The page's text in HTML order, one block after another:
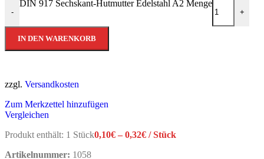
-
DIN 917 Sechskant-Hutmutter Edelstahl A2 Menge
+
IN DEN WARENKORB
zzgl. Versandkosten
Zum Merkzettel hinzufügen
Vergleichen
Produkt enthält: 1 Stück0,10€ – 0,32€ /Stück
Artikelnummer: 1058